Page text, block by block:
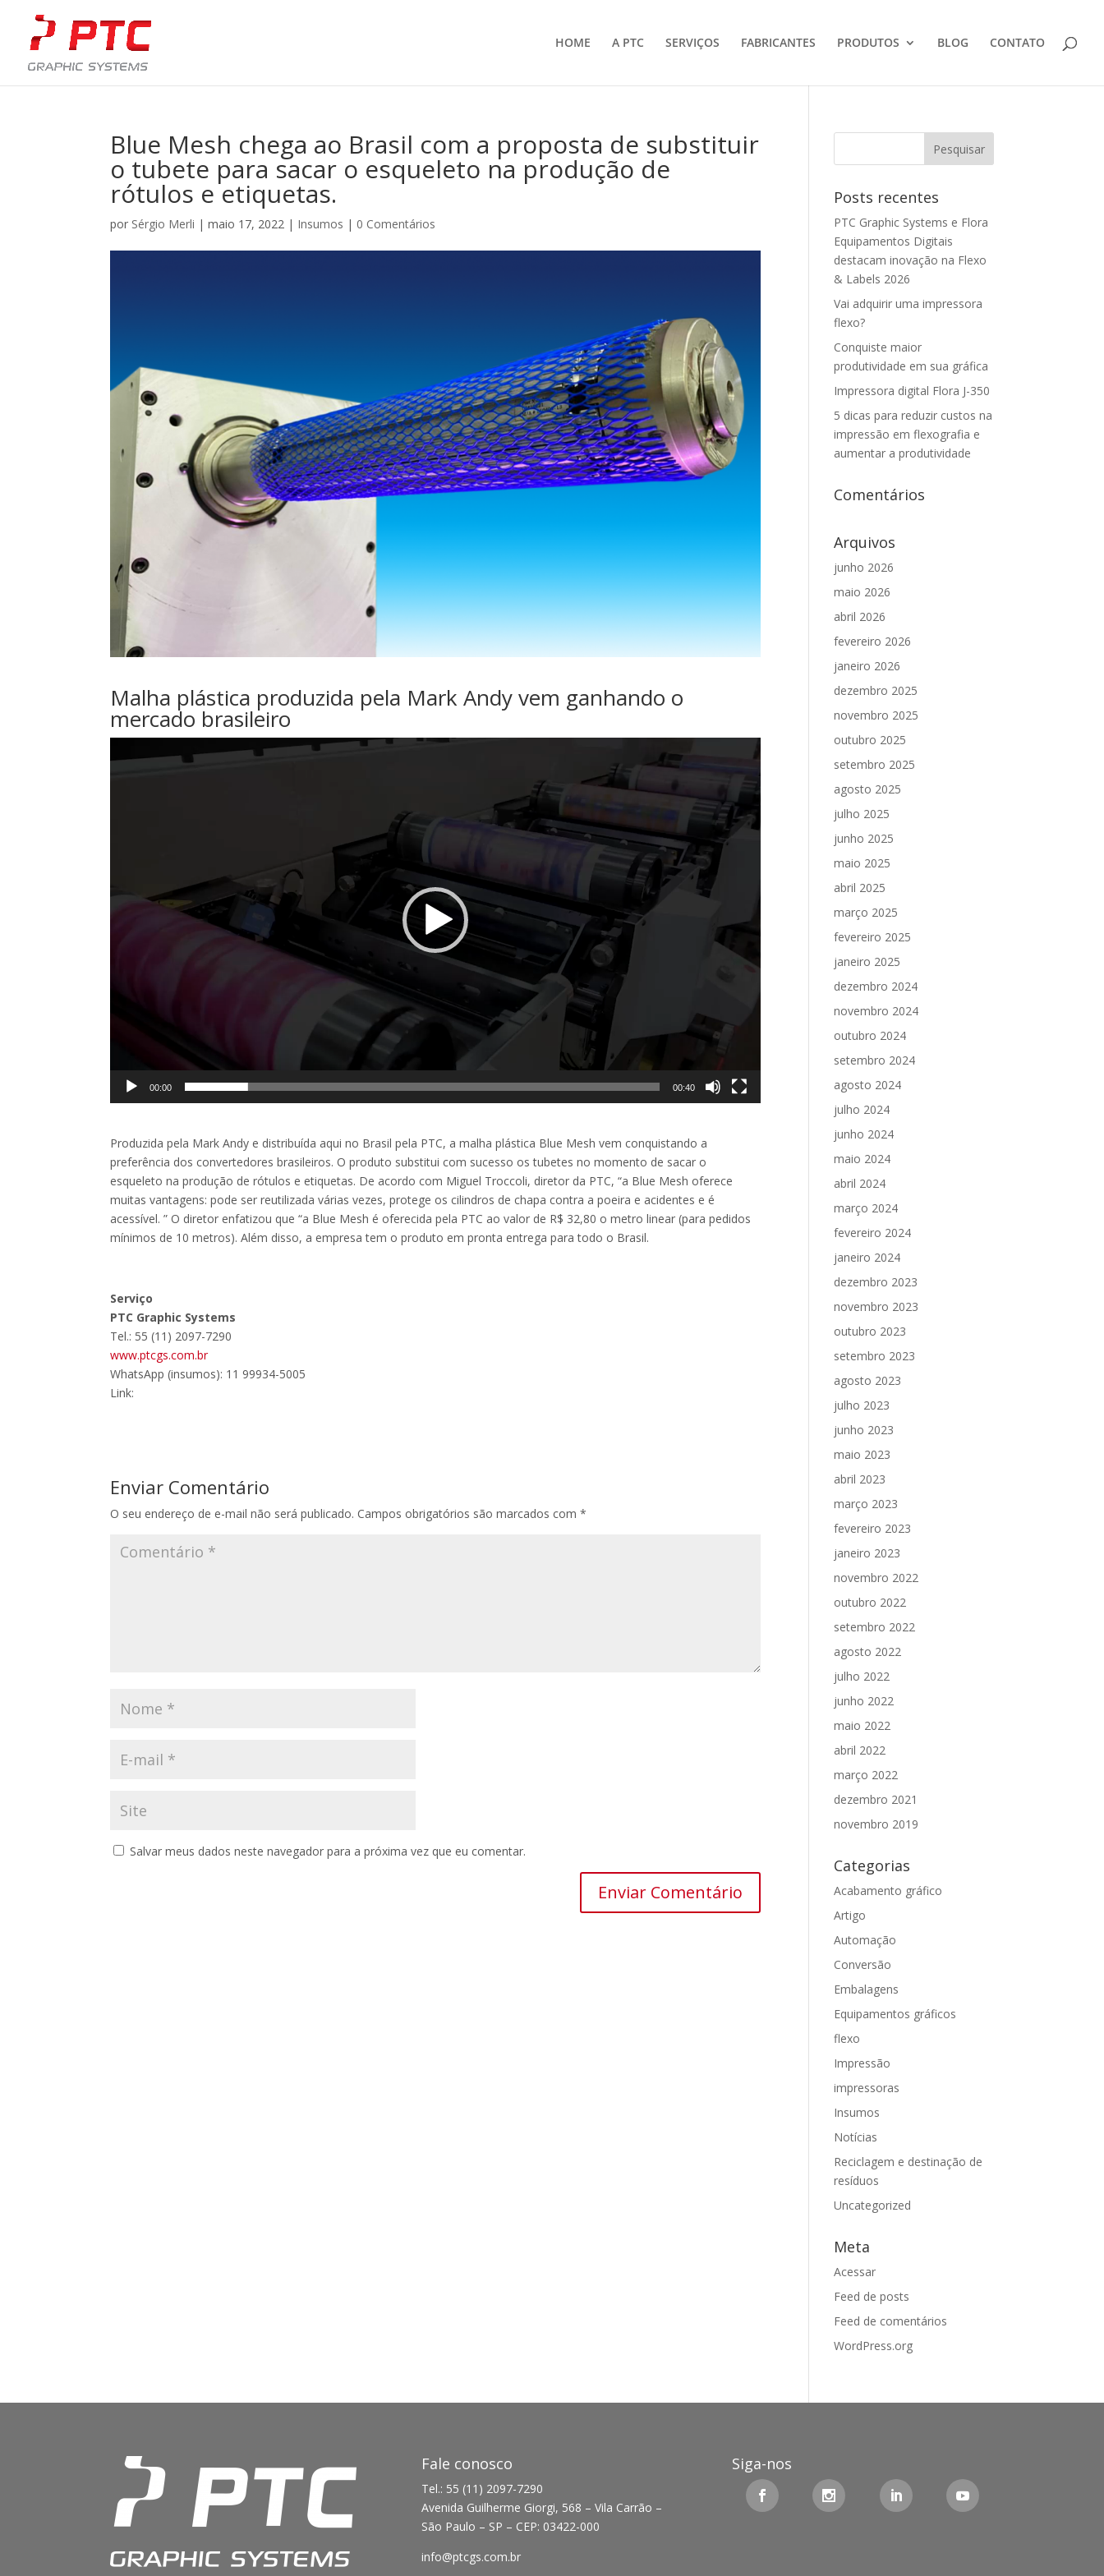
HOME A PTC SERVIÇOS FABRICANTES PRODUTOS BLOG CONTATO
Blue Mesh chega ao Brasil com a proposta de substituir
o tubete para sacar o esqueleto na produção de
rótulos e etiquetas.
por Sérgio Merli |maio 17, 2022 | Insumos | 0 Comentários
Malha plástica produzida pela Mark Andy vem ganhando o
mercado brasileiro
de
00:00 00:40
Produzida pela Mark Andy e distribuída aqui no Brasil pela PTC, a malha plástica Blue Mesh vem conquistando a
preferência dos convertedores brasileiros. O produto substitui com sucesso os tubetes no momento de sacar o
esqueleto na produção de rótulos e etiquetas. De acordo com Miguel Troccoli, diretor da PTC, “a Blue Mesh oferece
muitas vantagens: pode ser reutilizada várias vezes, protege os cilindros de chapa contra a poeira e acidentes e é
acessível. ” O diretor enfatizou que “a Blue Mesh é oferecida pela PTC ao valor de R$ 32,80 o metro linear (para pedidos
mínimos de 10 metros). Além disso, a empresa tem o produto em pronta entrega para todo o Brasil.
Serviço
PTC Graphic Systems
Tel.: 55 (11) 2097-7290
www.ptcgs.com.br
WhatsApp (insumos): 11 99934-5005
Link:
Enviar Comentário
O seu endereço de e-mail não será publicado. Campos obrigatórios são marcados com*
Salvar meus dados neste navegador para a próxima vez que eu comentar.
Posts recentes
PTC Graphic Systems e Flora
Equipamentos Digitais
destacam inovação na Flexo
& Labels 2026
Vai adquirir uma impressora
flexo?
Conquiste maior
produtividade em sua gráfica
Impressora digital Flora J-350
5 dicas para reduzir custos na
impressão em flexografia e
aumentar a produtividade
Comentários
Arquivos
junho 2026
maio 2026
abril 2026
fevereiro 2026
janeiro 2026
dezembro 2025
novembro 2025
outubro 2025
setembro 2025
agosto 2025
julho 2025
junho 2025
maio 2025
abril 2025
março 2025
fevereiro 2025
janeiro 2025
dezembro 2024
novembro 2024
outubro 2024
setembro 2024
agosto 2024
julho 2024
junho 2024
maio 2024
abril 2024
março 2024
fevereiro 2024
janeiro 2024
dezembro 2023
novembro 2023
outubro 2023
setembro 2023
agosto 2023
julho 2023
junho 2023
maio 2023
abril 2023
março 2023
fevereiro 2023
janeiro 2023
novembro 2022
outubro 2022
setembro 2022
agosto 2022
julho 2022
junho 2022
maio 2022
abril 2022
março 2022
dezembro 2021
novembro 2019
Categorias
Acabamento gráfico
Artigo
Automação
Conversão
Embalagens
Equipamentos gráficos
flexo
Impressão
impressoras
Insumos
Notícias
Reciclagem e destinação de
resíduos
Uncategorized
Meta
Acessar
Feed de posts
Feed de comentários
WordPress.org
Fale conosco
Tel.: 55 (11) 2097-7290
Avenida Guilherme Giorgi, 568 – Vila Carrão –
São Paulo – SP – CEP: 03422-000
info@ptcgs.com.br
Siga-nos